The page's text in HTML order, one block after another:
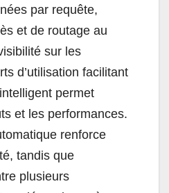
par requête,
et de routage au
sur les
d’utilisation facilitant
permet
et les performances.
renforce
tandis que
plusieurs